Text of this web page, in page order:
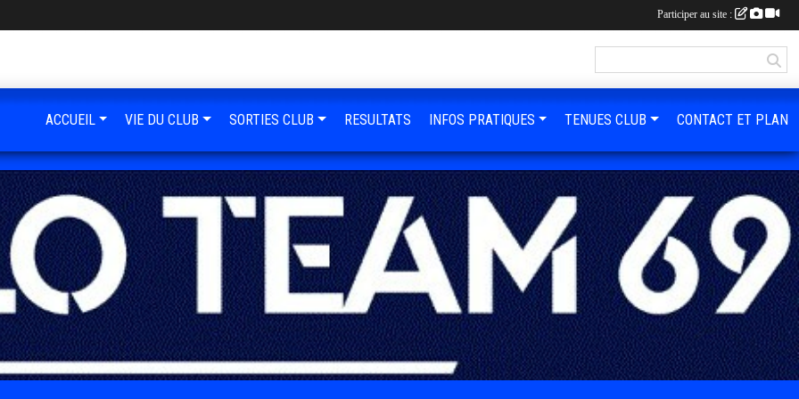
ACCUEIL VIE DU CLUB SORTIES CLUB RESULTATS INFOS PRATIQUES TENUES CLUB CONTACT ET PLAN
Participer au site :